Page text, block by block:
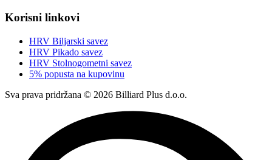
Korisni linkovi
HRV Biljarski savez
HRV Pikado savez
HRV Stolnogometni savez
5% popusta na kupovinu
Sva prava pridržana © 2026 Billiard Plus d.o.o.